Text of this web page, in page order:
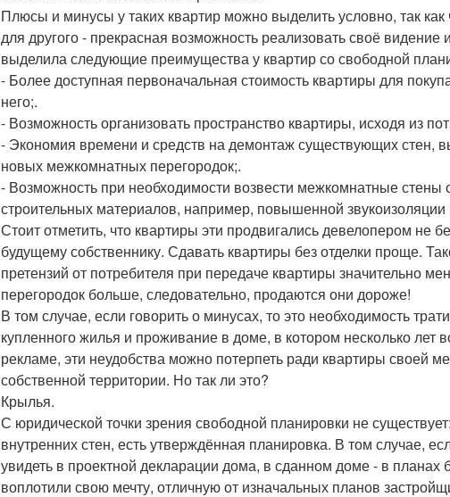
Плюсы и минусы у таких квартир можно выделить условно, так как
для другого - прекрасная возможность реализовать своё
выделила следующие преимущества у квартир со свободной
- Более доступная первоначальная стоимость квартиры для
него;.
- Возможность организовать пространство квартиры, исходя из
- Экономия времени и средств на демонтаж существующих стен,
новых межкомнатных перегородок;.
- Возможность при необходимости возвести межкомнатные
строительных материалов, например, повышенной
Стоит отметить, что квартиры эти продвигались девелопером не
будущему собственнику. Сдавать квартиры без отделки проще.
претензий от потребителя при передаче квартиры значительно
перегородок больше, следовательно, продаются они дороже!
В том случае, если говорить о минусах, то это необходимость
купленного жилья и проживание в доме, в котором несколько лет
рекламе, эти неудобства можно потерпеть ради квартиры своей
собственной территории. Но так ли это?
Крылья.
С юридической точки зрения свободной планировки не
внутренних стен, есть утверждённая планировка. В том случае,
увидеть в проектной декларации дома, в сданном доме - в планах
воплотили свою мечту, отличную от изначальных планов